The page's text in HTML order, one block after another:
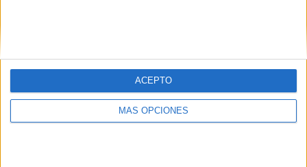
MÁS OPCIONES
ACEPTO